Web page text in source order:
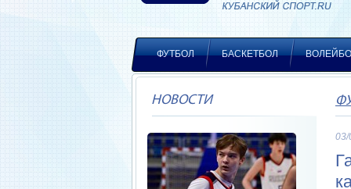
ФУТБОЛ БАСКЕТБОЛ
НОВОСТИ
03/